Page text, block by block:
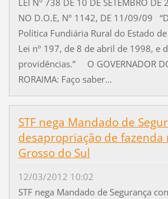
LEI N° 738 DE 10 DE SETEMBRO DE
NO D.O.E, Nº 1142, DE 11/09/09
Política Fundiária Rural do Estado
Lei nº 197, de 8 de abril de 1998, e
providências.” O GOVERNADOR
RORAIMA: Faço saber...
STF nega Mandado de
desapropriação de fazenda
Grosso do Sul
12/03/2012 10:02
STF nega Mandado de Segurança